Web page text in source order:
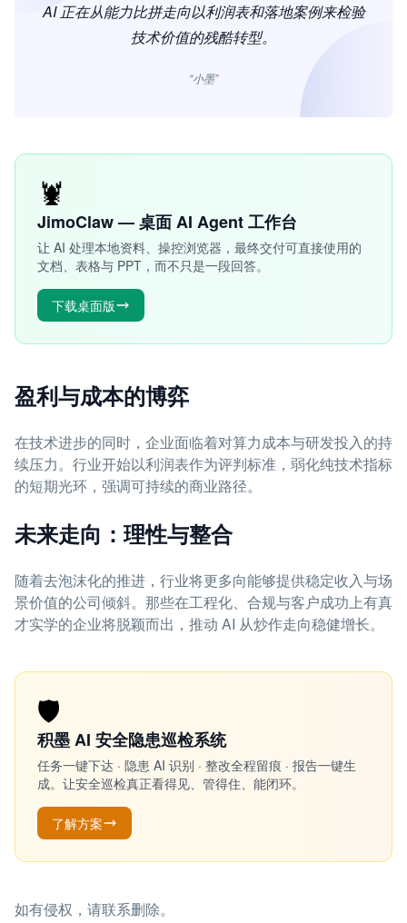
AI 正在从能力比拼走向以利润表和落地案例来检验
技术价值的残酷转型。
“小墨”
🦞
JimoClaw — 桌面 AI Agent 工作台
让 AI 处理本地资料、操控浏览器，最终交付可直接使用的
文档、表格与 PPT，而不只是一段回答。
下载桌面版
盈利与成本的博弈
在技术进步的同时，企业面临着对算力成本与研发投入的持
续压力。行业开始以利润表作为评判标准，弱化纯技术指标
的短期光环，强调可持续的商业路径。
未来走向：理性与整合
随着去泡沫化的推进，行业将更多向能够提供稳定收入与场
景价值的公司倾斜。那些在工程化、合规与客户成功上有真
才实学的企业将脱颖而出，推动 AI 从炒作走向稳健增长。
🛡️
积墨 AI 安全隐患巡检系统
任务一键下达 · 隐患 AI 识别 · 整改全程留痕 · 报告一键生
成。让安全巡检真正看得见、管得住、能闭环。
了解方案
如有侵权，请联系删除。